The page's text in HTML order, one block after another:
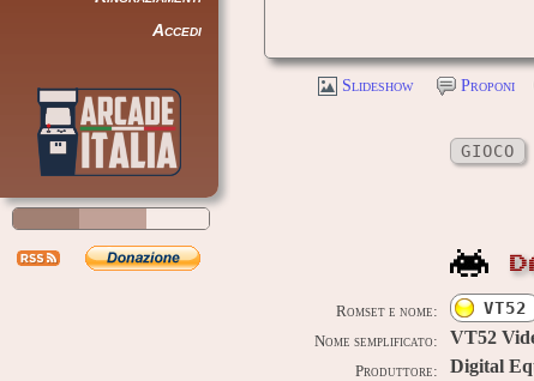
Accedi
Slideshow Proponi
GIOCO
Romset e nome: VT52
Nome semplificato: VT52
Produttore: Digital